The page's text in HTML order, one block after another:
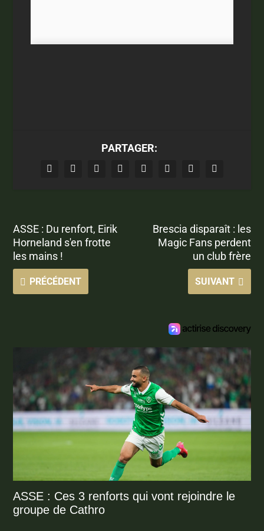
PARTAGER:
ASSE : Du renfort, Eirik
Horneland s'en frotte
les mains !
PRÉCÉDENT
Brescia disparaît : les
Magic Fans perdent
un club frère
SUIVANT
ASSE : Ces 3 renforts qui vont rejoindre le
groupe de Cathro